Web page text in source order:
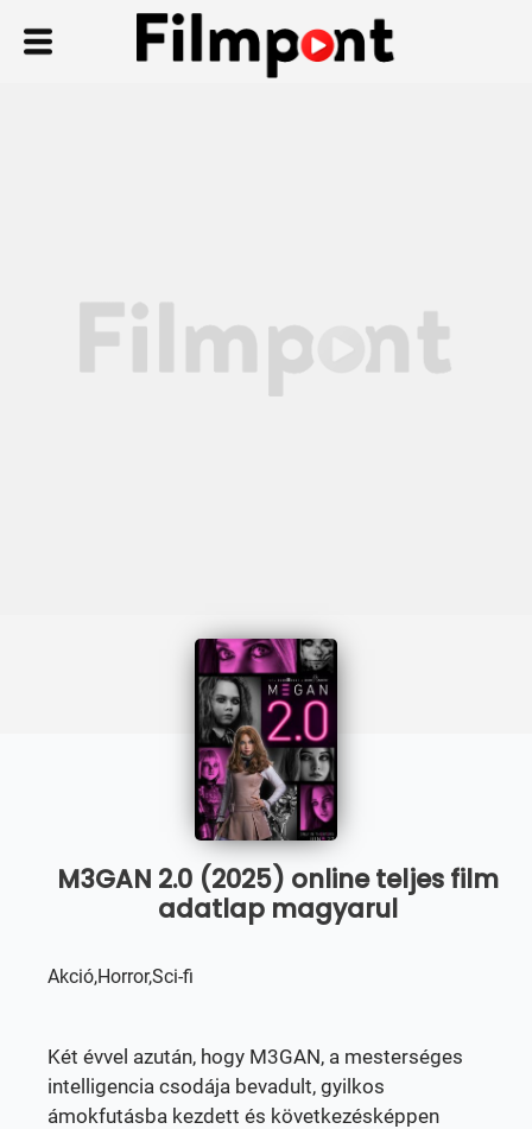
M3GAN 2.0 (2025) online teljes film
adatlap magyarul
Akció,Horror,Sci-fi
Két évvel azután, hogy M3GAN, a mesterséges
intelligencia csodája bevadult, gyilkos
ámokfutásba kezdett és következésképpen